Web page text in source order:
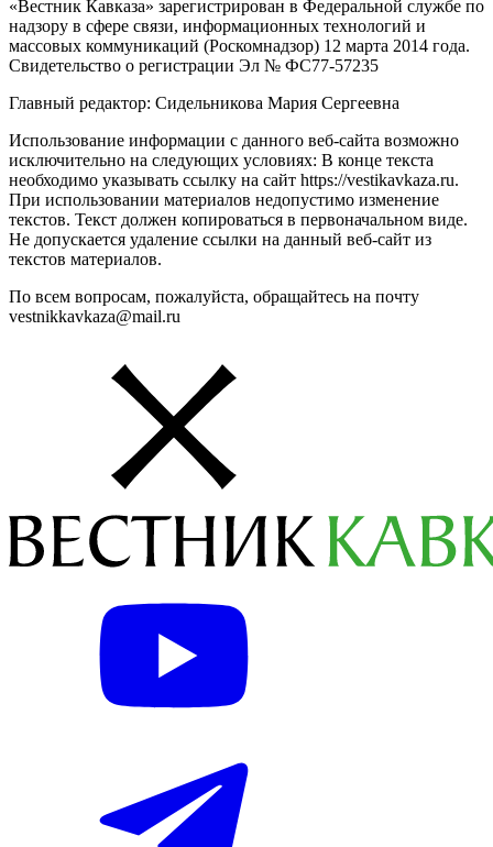
«Вестник Кавказа» зарегистрирован в Федеральной службе по
надзору в сфере связи, информационных технологий и
массовых коммуникаций (Роскомнадзор) 12 марта 2014 года.
Свидетельство о регистрации Эл № ФС77-57235
Главный редактор: Сидельникова Мария Сергеевна
Использование информации с данного веб-сайта возможно
исключительно на следующих условиях: В конце текста
необходимо указывать ссылку на сайт https://vestikavkaza.ru.
При использовании материалов недопустимо изменение
текстов. Текст должен копироваться в первоначальном виде.
Не допускается удаление ссылки на данный веб-сайт из
текстов материалов.
По всем вопросам, пожалуйста, обращайтесь на почту
vestnikkavkaza@mail.ru